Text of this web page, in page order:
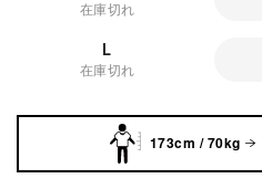
在庫切れ
L
在庫切れ
173cm / 70kg